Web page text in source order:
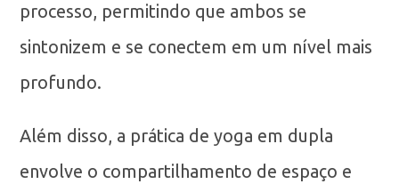
processo, permitindo que ambos se
sintonizem e se conectem em um nível mais
profundo.
Além disso, a prática de yoga em dupla
envolve o compartilhamento de espaço e